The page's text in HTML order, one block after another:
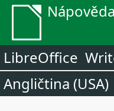
LibreOffice
Angličtina (USA)